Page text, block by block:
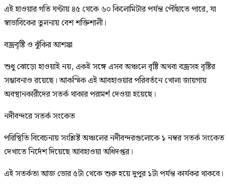
এই হাওয়ার গতি ঘণ্টায় ৪৫ থেকে ৬০ কিলোমিটার পর্যন্ত পৌঁছাতে পারে, যা
স্বাভাবিকের তুলনায় বেশ শক্তিশালী।
বজ্রবৃষ্টি ও ঝুঁকির আশঙ্কা
শুধু ঝোড়ো হাওয়াই নয়, একই সঙ্গে এসব অঞ্চলে বৃষ্টি অথবা বজ্রসহ বৃষ্টির
সম্ভাবনাও রয়েছে। আকস্মিক এই আবহাওয়ার পরিবর্তনে খোলা জায়গায়
অবস্থানকারীদের সতর্ক থাকার পরামর্শ দেওয়া হয়েছে।
নদীবন্দরে সতর্ক সংকেত
পরিস্থিতি বিবেচনায় সংশ্লিষ্ট অঞ্চলের নদীবন্দরগুলোকে ১ নম্বর সতর্ক সংকেত
দেখাতে নির্দেশ দিয়েছে আবহাওয়া অধিদপ্তর।
এই সতর্কতা আজ ভোর ৫টা থেকে শুরু হয়ে দুপুর ১টা পর্যন্ত কার্যকর থাকবে।